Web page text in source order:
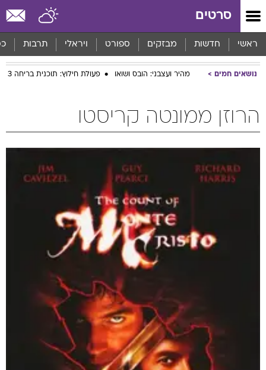
סרטים
ראשי חדשות מבזקים ספורט ויראלי תרבות
נושאים חמים מהיר ועצבני: הובס ושואו פעולת חילוץ: תוכנית בריחה 3
הרוזן ממונטה קריסטו